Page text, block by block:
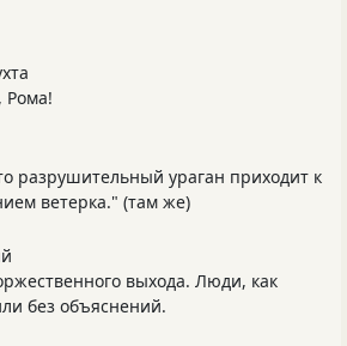
Рома!
разрушительный ураган приходит к
ветерка." (там же)
выхода. Люди, как
без объяснений.